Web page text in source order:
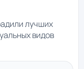
лучших
видов